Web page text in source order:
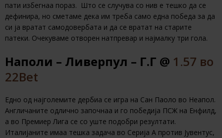
пати избегнаа пораз. Што се случува со нив е тешко да се
дефинира, но сметаме дека им треба само една победа за да
си ја вратат самодовербата и да се вратат на старите
патеки. Очекуваме отворен натпревар и најмалку три гола.
Наполи – Ливерпул – Г.Г @ 1.57 во
22Bet
Eдно од најголемите дербиа се игра на Сан Паоло во Неапол.
Англичаните одлично започнаа и го победија ПСЖ на Енфилд,
а во Премиер Лига се со уште подобри резултати.
Италијаните имаа тешка задача во Серија А против Јувентус,